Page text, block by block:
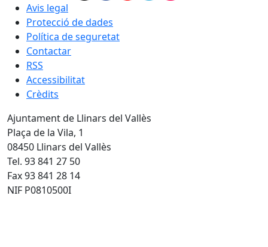
Avis legal
Protecció de dades
Política de seguretat
Contactar
RSS
Accessibilitat
Crèdits
Ajuntament de Llinars del Vallès
Plaça de la Vila, 1
08450 Llinars del Vallès
Tel. 93 841 27 50
Fax 93 841 28 14
NIF P0810500I